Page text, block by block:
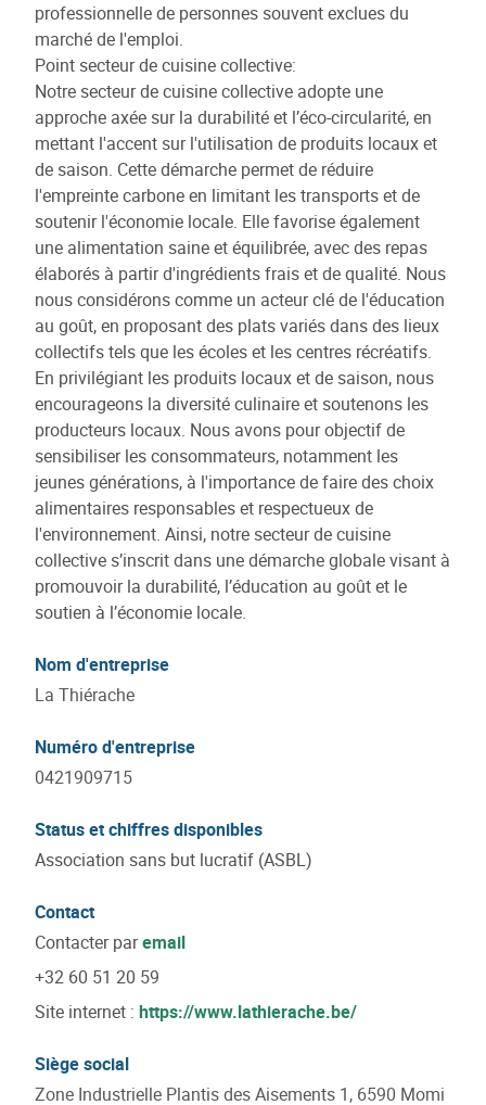
professionnelle de personnes souvent exclues du
marché de l'emploi.
Point secteur de cuisine collective:
Notre secteur de cuisine collective adopte une
approche axée sur la durabilité et l’éco-circularité, en
mettant l'accent sur l'utilisation de produits locaux et
de saison. Cette démarche permet de réduire
l'empreinte carbone en limitant les transports et de
soutenir l'économie locale. Elle favorise également
une alimentation saine et équilibrée, avec des repas
élaborés à partir d'ingrédients frais et de qualité. Nous
nous considérons comme un acteur clé de l'éducation
au goût, en proposant des plats variés dans des lieux
collectifs tels que les écoles et les centres récréatifs.
En privilégiant les produits locaux et de saison, nous
encourageons la diversité culinaire et soutenons les
producteurs locaux. Nous avons pour objectif de
sensibiliser les consommateurs, notamment les
jeunes générations, à l'importance de faire des choix
alimentaires responsables et respectueux de
l'environnement. Ainsi, notre secteur de cuisine
collective s’inscrit dans une démarche globale visant à
promouvoir la durabilité, l’éducation au goût et le
soutien à l’économie locale.
Nom d'entreprise
La Thiérache
Numéro d'entreprise
0421909715
Status et chiffres disponibles
Association sans but lucratif (ASBL)
Contact
Contacter paremail
+32 60 51 20 59
Site internet : https://www.lathierache.be/
Siège social
Zone Industrielle Plantis des Aisements 1, 6590 Momi